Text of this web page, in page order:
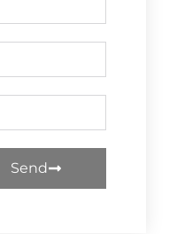
Send